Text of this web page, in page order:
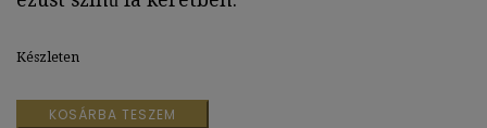
Készleten
VictorKOSÁRBA TESZEM